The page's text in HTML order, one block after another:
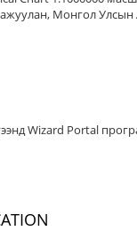
Монгол Улсын
Wizard Portal